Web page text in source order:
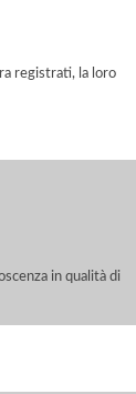
registrati, la loro
in qualità di